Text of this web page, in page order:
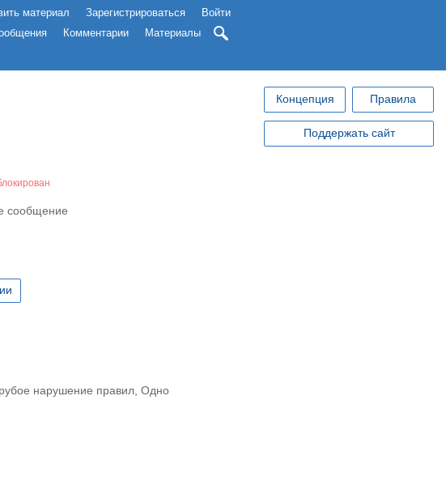
материал Зарегистрироваться
Войти
Комментарии Материалы
сообщение
нарушение правил, Одно
Концепция Правила
Поддержать сайт